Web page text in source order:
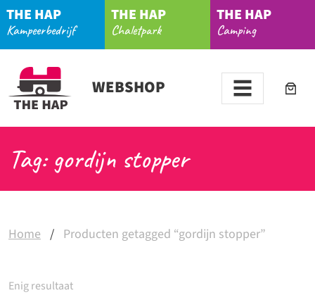
THE HAP
Kampeerbedrijf
THE HAP
Chaletpark
THE HAP
Camping
WEBSHOP
Tag: gordijn stopper
Home / Producten getagged “gordijn stopper”
Enig resultaat